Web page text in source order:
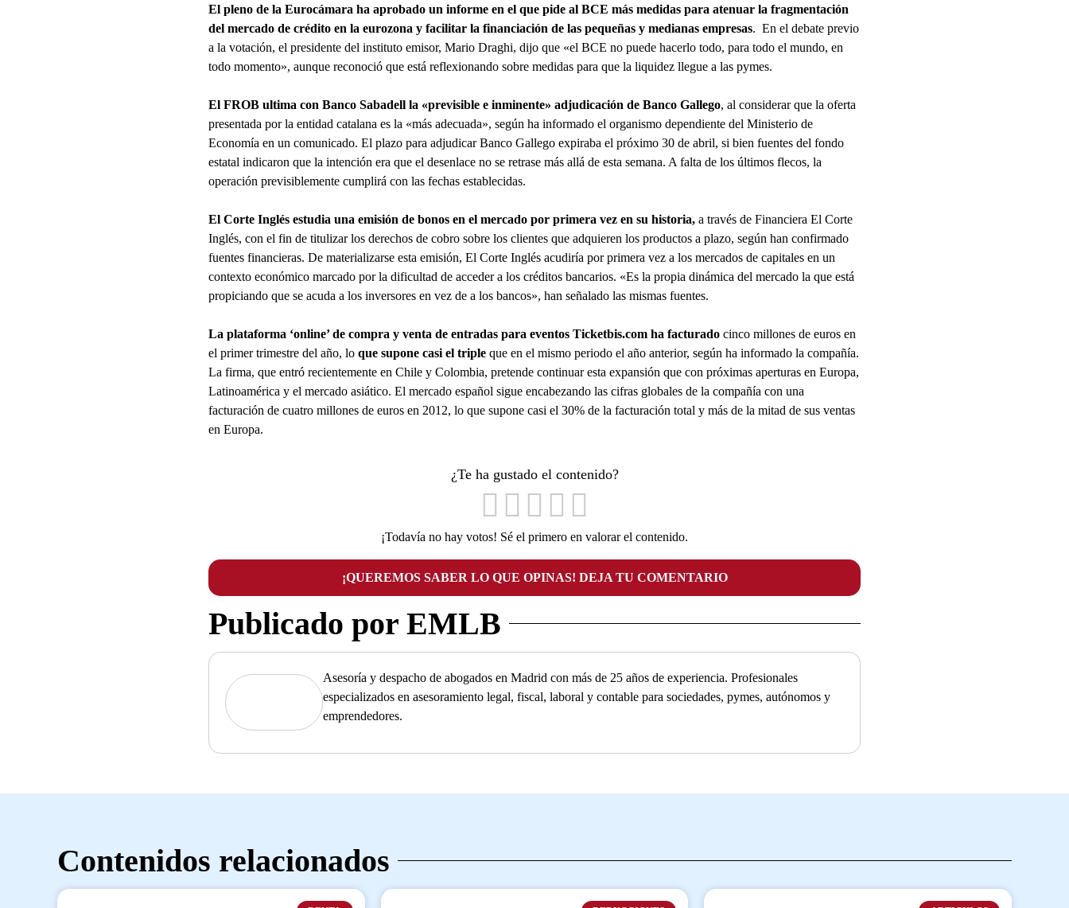
El pleno de la Eurocámara ha aprobado un informe en el que pide al BCE más medidas para atenuar la fragmentación
del mercado de crédito en la eurozona y facilitar la financiación de las pequeñas y medianas empresas. En el debate previo
a la votación, el presidente del instituto emisor, Mario Draghi, dijo que «el BCE no puede hacerlo todo, para todo el mundo, en
todo momento», aunque reconoció que está reflexionando sobre medidas para que la liquidez llegue a las pymes.
El FROB ultima con Banco Sabadell la «previsible e inminente» adjudicación de Banco Gallego, al considerar que la oferta
presentada por la entidad catalana es la «más adecuada», según ha informado el organismo dependiente del Ministerio de
Economía en un comunicado. El plazo para adjudicar Banco Gallego expiraba el próximo 30 de abril, si bien fuentes del fondo
estatal indicaron que la intención era que el desenlace no se retrase más allá de esta semana. A falta de los últimos flecos, la
operación previsiblemente cumplirá con las fechas establecidas.
El Corte Inglés estudia una emisión de bonos en el mercado por primera vez en su historia, a través de Financiera El Corte
Inglés, con el fin de titulizar los derechos de cobro sobre los clientes que adquieren los productos a plazo, según han confirmado
fuentes financieras. De materializarse esta emisión, El Corte Inglés acudiría por primera vez a los mercados de capitales en un
contexto económico marcado por la dificultad de acceder a los créditos bancarios. «Es la propia dinámica del mercado la que está
propiciando que se acuda a los inversores en vez de a los bancos», han señalado las mismas fuentes.
La plataforma ‘online’ de compra y venta de entradas para eventos Ticketbis.com ha facturado cinco millones de euros en
el primer trimestre del año, lo que supone casi el triple que en el mismo periodo el año anterior, según ha informado la compañía.
La firma, que entró recientemente en Chile y Colombia, pretende continuar esta expansión que con próximas aperturas en Europa,
Latinoamérica y el mercado asiático. El mercado español sigue encabezando las cifras globales de la compañía con una
facturación de cuatro millones de euros en 2012, lo que supone casi el 30% de la facturación total y más de la mitad de sus ventas
en Europa.
¿Te ha gustado el contenido?
¡Todavía no hay votos! Sé el primero en valorar el contenido.
¡QUEREMOS SABER LO QUE OPINAS! DEJA TU COMENTARIO
Publicado por EMLB
Asesoría y despacho de abogados en Madrid con más de 25 años de experiencia. Profesionales
especializados en asesoramiento legal, fiscal, laboral y contable para sociedades, pymes, autónomos y
emprendedores.
Contenidos relacionados